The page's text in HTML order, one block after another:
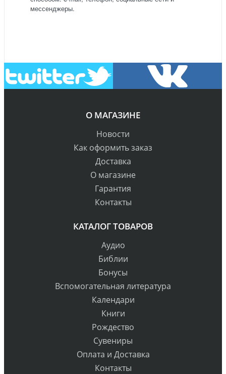
мессенджеры.
О МАГАЗИНЕ
Новости
Как оформить заказ
Доставка
О магазине
Гарантия
Контакты
КАТАЛОГ ТОВАРОВ
Аудио
Библии
Бонусы
Вспомогательная литература
Календари
Книги
Рождество
Сувениры
Оплата и Доставка
Контакты